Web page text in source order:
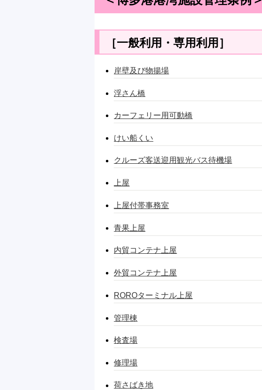
［一般利用・専用利用］
岸壁及び物揚場
浮さん橋
カーフェリー用可動橋
けい船くい
クルーズ客送迎用観光バス待機場
上屋
上屋付帯事務室
青果上屋
内貿コンテナ上屋
外貿コンテナ上屋
ROROターミナル上屋
管理棟
検査場
修理場
荷さばき地